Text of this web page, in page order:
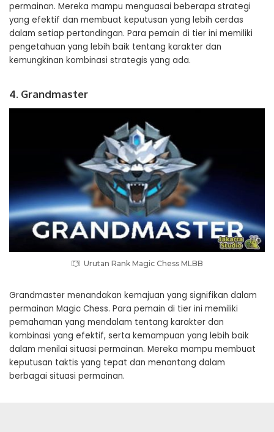
permainan. Mereka mampu menguasai beberapa strategi
yang efektif dan membuat keputusan yang lebih cerdas
dalam setiap pertandingan. Para pemain di tier ini memiliki
pengetahuan yang lebih baik tentang karakter dan
kemungkinan kombinasi strategis yang ada.
4. Grandmaster
Urutan Rank Magic Chess MLBB
Grandmaster menandakan kemajuan yang signifikan dalam
permainan Magic Chess. Para pemain di tier ini memiliki
pemahaman yang mendalam tentang karakter dan
kombinasi yang efektif, serta kemampuan yang lebih baik
dalam menilai situasi permainan. Mereka mampu membuat
keputusan taktis yang tepat dan menantang dalam
berbagai situasi permainan.